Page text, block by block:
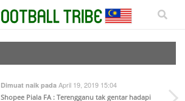
Dimuat naik pada April 19, 2019 15:04
Shopee Piala FA : Terengganu tak gentar hadapi